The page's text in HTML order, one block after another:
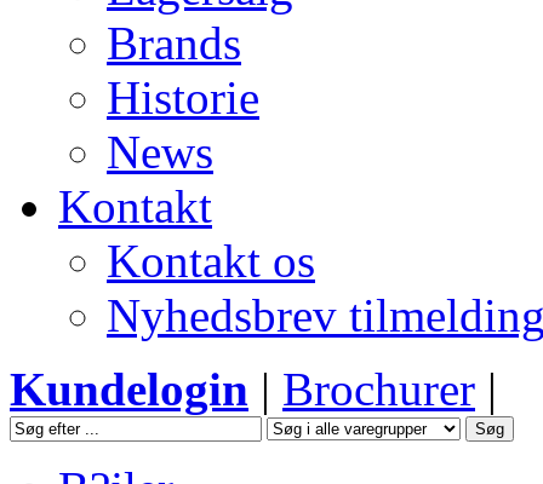
Brands
Historie
News
Kontakt
Kontakt os
Nyhedsbrev
Kundelogin | Brochurer |